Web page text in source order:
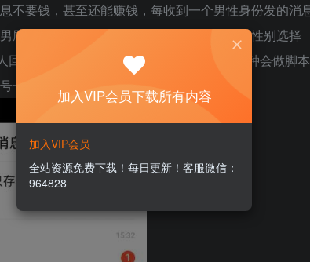
不要钱，甚至还能赚钱，每收到一个男性身份发的消
屌丝的钱，而我们需要做的就是注册的时候性别选择
了我们消息我们就能每个得一毛，像我这种会做脚本
一天能有20左右的收入。
加入VIP会员下载所有内容
加入VIP会员
全站资源免费下载！每日更新！客服微信：
964828